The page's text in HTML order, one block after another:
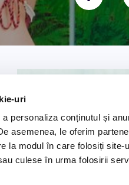
uri
personaliza conținutul și
asemenea, le oferim
la modul în care folosiți
culese în urma folosirii